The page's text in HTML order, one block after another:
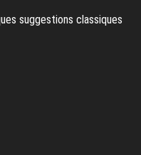
suggestions classiques